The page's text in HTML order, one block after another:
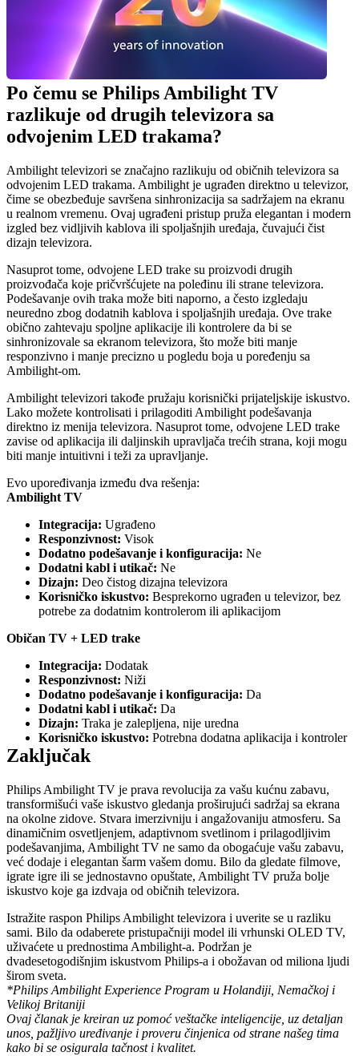
Po čemu se Philips Ambilight TV
razlikuje od drugih televizora sa
odvojenim LED trakama?
Ambilight televizori se značajno razlikuju od običnih televizora sa
odvojenim LED trakama. Ambilight je ugrađen direktno u televizor,
čime se obezbeđuje savršena sinhronizacija sa sadržajem na ekranu
u realnom vremenu. Ovaj ugrađeni pristup pruža elegantan i modern
izgled bez vidljivih kablova ili spoljašnjih uređaja, čuvajući čist
dizajn televizora.
Nasuprot tome, odvojene LED trake su proizvodi drugih
proizvođača koje pričvršćujete na poleđinu ili strane televizora.
Podešavanje ovih traka može biti naporno, a često izgledaju
neuredno zbog dodatnih kablova i spoljašnjih uređaja. Ove trake
obično zahtevaju spoljne aplikacije ili kontrolere da bi se
sinhronizovale sa ekranom televizora, što može biti manje
responzivno i manje precizno u pogledu boja u poređenju sa
Ambilight-om.
Ambilight televizori takođe pružaju korisnički prijateljskije iskustvo.
Lako možete kontrolisati i prilagoditi Ambilight podešavanja
direktno iz menija televizora. Nasuprot tome, odvojene LED trake
zavise od aplikacija ili daljinskih upravljača trećih strana, koji mogu
biti manje intuitivni i teži za upravljanje.
Evo upoređivanja između dva rešenja:
Ambilight TV
Integracija: Ugrađeno
Responzivnost: Visok
Dodatno podešavanje i konfiguracija: Ne
Dodatni kabl i utikač: Ne
Dizajn: Deo čistog dizajna televizora
Korisničko iskustvo: Besprekorno ugrađen u televizor, bez
potrebe za dodatnim kontrolerom ili aplikacijom
Običan TV + LED trake
Integracija: Dodatak
Responzivnost: Niži
Dodatno podešavanje i konfiguracija: Da
Dodatni kabl i utikač: Da
Dizajn: Traka je zalepljena, nije uredna
Korisničko iskustvo: Potrebna dodatna aplikacija i kontroler
Zaključak
Philips Ambilight TV je prava revolucija za vašu kućnu zabavu,
transformišući vaše iskustvo gledanja proširujući sadržaj sa ekrana
na okolne zidove. Stvara imerzivniju i angažovaniju atmosferu. Sa
dinamičnim osvetljenjem, adaptivnom svetlinom i prilagodljivim
podešavanjima, Ambilight TV ne samo da obogaćuje vašu zabavu,
već dodaje i elegantan šarm vašem domu. Bilo da gledate filmove,
igrate igre ili se jednostavno opuštate, Ambilight TV pruža bolje
iskustvo koje ga izdvaja od običnih televizora.
Istražite raspon Philips Ambilight televizora i uverite se u razliku
sami. Bilo da odaberete pristupačniji model ili vrhunski OLED TV,
uživaćete u prednostima Ambilight-a. Podržan je
dvadesetogodišnjim iskustvom Philips-a i obožavan od miliona ljudi
širom sveta.
*Philips Ambilight Experience Program u Holandiji, Nemačkoj i
Velikoj Britaniji
Ovaj članak je kreiran uz pomoć veštačke inteligencije, uz detaljan
unos, pažljivo uređivanje i proveru činjenica od strane našeg tima
kako bi se osigurala tačnost i kvalitet.